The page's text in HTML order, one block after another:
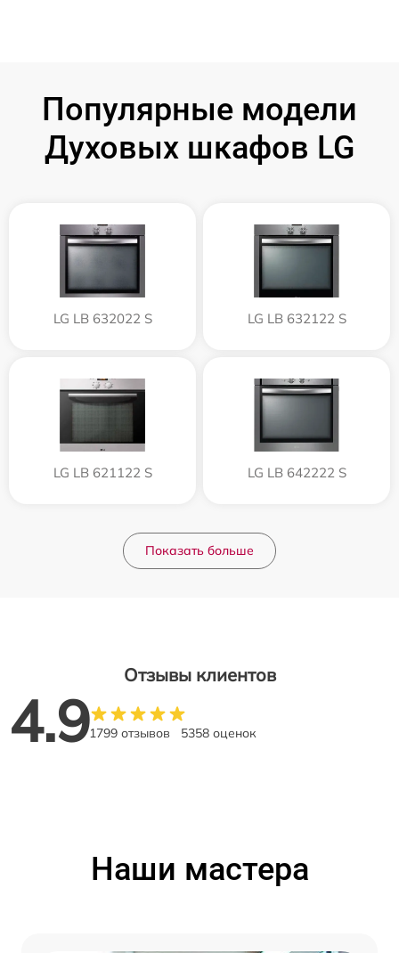
Популярные модели
Духовых шкафов LG
LG LB 632022 S LG LB 632122 S
LG LB 621122 S LG LB 642222 S
Показать больше
Отзывы клиентов
4.91799 отзывов 5358 оценок
Наши мастера